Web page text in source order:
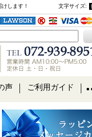
します！ 文字サイズ:
声 ご利用ガイド